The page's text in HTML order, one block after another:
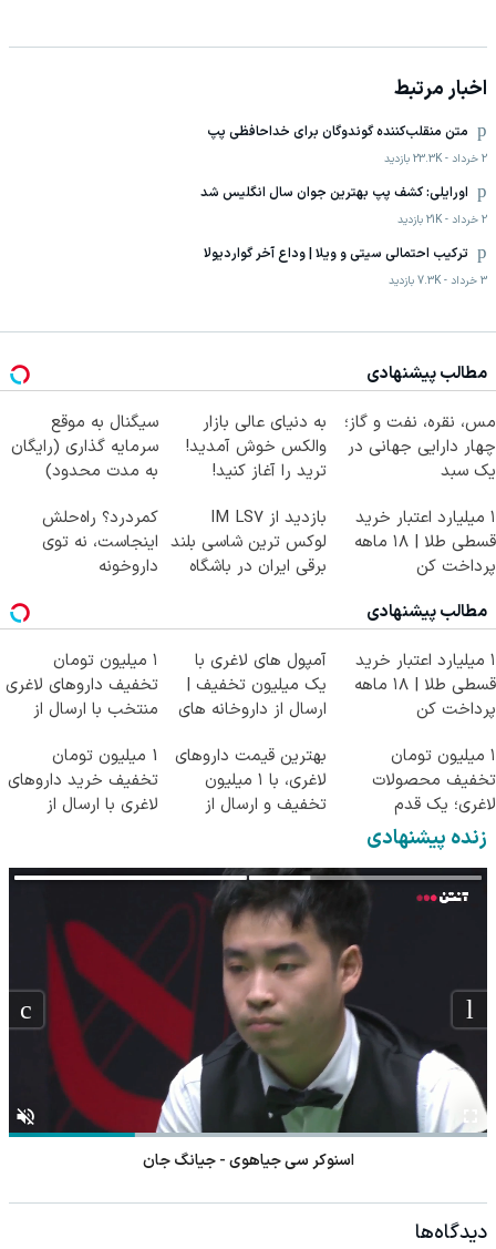
اخبار مرتبط
متن منقلب‌کننده گوندوگان برای خداحافظی پپ
2 خرداد -
23.3K بازدید
اورایلی: کشف پپ بهترین جوان سال انگلیس شد
2 خرداد -
21K بازدید
ترکیب احتمالی سیتی و ویلا | وداع آخر گواردیولا
3 خرداد -
7.3K بازدید
مطالب پیشنهادی
مس، نقره، نفت و گاز؛
چهار دارایی جهانی در
یک سبد
به دنیای عالی بازار
والکس خوش آمدید!
ترید را آغاز کنید!
سیگنال به موقع
سرمایه گذاری (رایگان
به مدت محدود)
۱ میلیارد اعتبار خرید
قسطی طلا | ۱۸ ماهه
پرداخت کن
بازدید از IM LS7
لوکس ترین شاسی بلند
برقی ایران در باشگاه
کمردرد؟ راه‌حلش
اینجاست، نه توی
داروخونه
مطالب پیشنهادی
۱ میلیارد اعتبار خرید
قسطی طلا | ۱۸ ماهه
پرداخت کن
آمپول های لاغری با
یک میلیون تخفیف |
ارسال از داروخانه های
۱ میلیون تومان
تخفیف داروهای لاغری
منتخب با ارسال از
۱ میلیون تومان
تخفیف محصولات
لاغری؛ یک قدم
نزدیک‌تر به شروع
کاهش وزن
بهترین قیمت داروهای
لاغری، با ۱ میلیون
تخفیف و ارسال از
1 میلیون تومان
تخفیف خرید داروهای
لاغری با ارسال از
زنده پیشنهادی
اسنوکر سی جیاهوی - جیانگ جان
دیدگاه‌ها